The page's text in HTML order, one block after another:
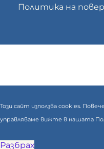
Политика на
Този сайт използва cookies.
управляваме вижте в нашата
Разбрах